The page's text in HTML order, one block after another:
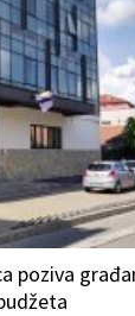
poziva